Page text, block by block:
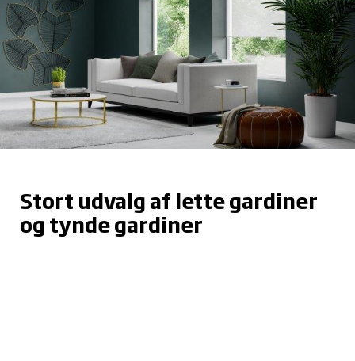
Stort udvalg af lette gardiner
og tynde gardiner